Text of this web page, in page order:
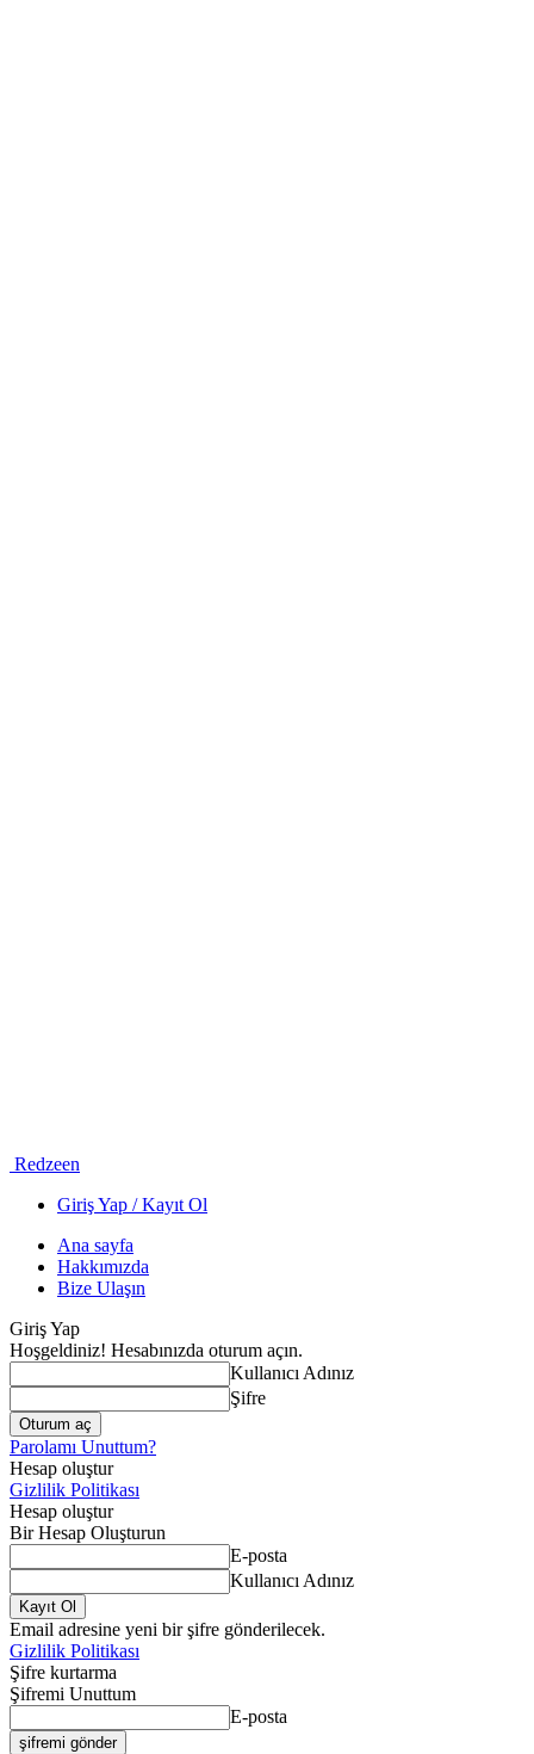
Redzeen
Giriş Yap / Kayıt Ol
Ana sayfa
Hakkımızda
Bize Ulaşın
Giriş Yap
Hoşgeldiniz! Hesabınızda oturum açın.
Kullanıcı Adınız
Şifre
Parolamı Unuttum?
Hesap oluştur
Gizlilik Politikası
Hesap oluştur
Bir Hesap Oluşturun
E-posta
Kullanıcı Adınız
Email adresine yeni bir şifre gönderilecek.
Gizlilik Politikası
Şifre kurtarma
Şifremi Unuttum
E-posta